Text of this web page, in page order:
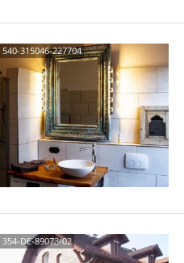
540-315046-227704
354-DE-89073-02